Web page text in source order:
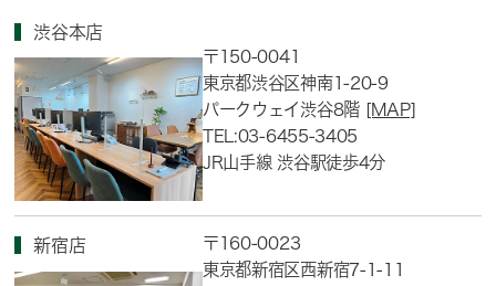
渋谷本店
〒150-0041
東京都渋谷区神南1-20-9
パークウェイ渋谷8階 [MAP]
TEL:03-6455-3405
JR山手線 渋谷駅徒歩4分
新宿店
〒160-0023
東京都新宿区西新宿7-1-11